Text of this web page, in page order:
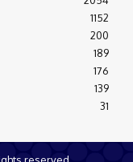
1152
200
189
176
139
31